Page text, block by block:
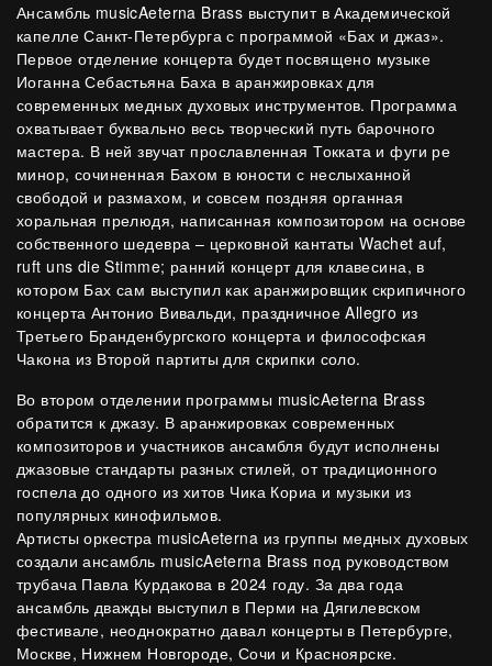
Ансамбль musicAeterna Brass выступит в Академической
капелле Санкт-Петербурга с программой «Бах и джаз».
Первое отделение концерта будет посвящено музыке
Иоганна Себастьяна Баха в аранжировках для
современных медных духовых инструментов. Программа
охватывает буквально весь творческий путь барочного
мастера. В ней звучат прославленная Токката и фуги ре
минор, сочиненная Бахом в юности с неслыханной
свободой и размахом, и совсем поздняя органная
хоральная прелюдя, написанная композитором на основе
собственного шедевра – церковной кантатыWachet auf,
ruft uns die Stimme; ранний концерт для клавесина, в
котором Бах сам выступил как аранжировщик скрипичного
концерта Антонио Вивальди, праздничное Allegro из
Третьего Бранденбургского концерта и философская
Чакона из Второй партиты для скрипки соло.
Во втором отделении программы musicAeterna Brass
обратится к джазу. В аранжировках современных
композиторов и участников ансамбля будут исполнены
джазовые стандарты разных стилей, от традиционного
госпела до одного из хитов Чика Кориа и музыки из
популярных кинофильмов.
Артисты оркестра musicAeterna из группы медных духовых
создали ансамбль musicAeterna Brass под руководством
трубача Павла Курдакова в 2024 году. За два года
ансамбль дважды выступил в Перми на Дягилевском
фестивале, неоднократно давал концерты в Петербурге,
Москве, Нижнем Новгороде, Сочи и Красноярске.